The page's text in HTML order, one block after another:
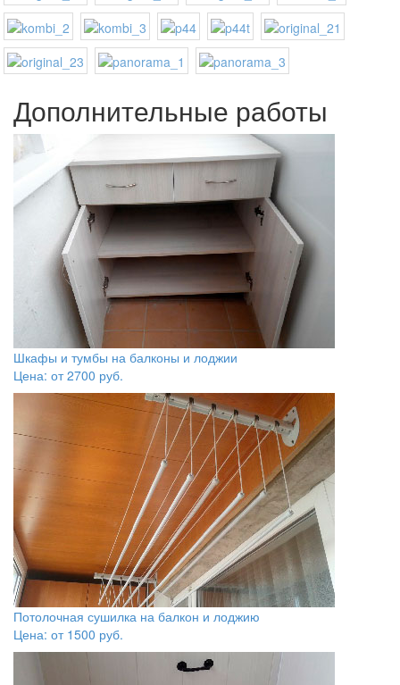
Дополнительные работы
Шкафы и тумбы на балконы и лоджии
Цена: от2700 руб.
Потолочная сушилка на балкон и лоджию
Цена: от 1500 руб.